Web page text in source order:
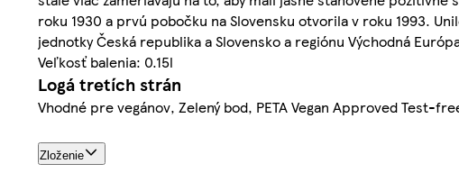
roku 1930 a prvú pobočku na Slovensku otvorila v roku 1993.
jednotky Česká republika a Slovensko a regiónu Východná
Veľkosť balenia: 0.15l
Logá tretích strán
Vhodné pre vegánov, Zelený bod, PETA Vegan Approved Test-
Zloženie